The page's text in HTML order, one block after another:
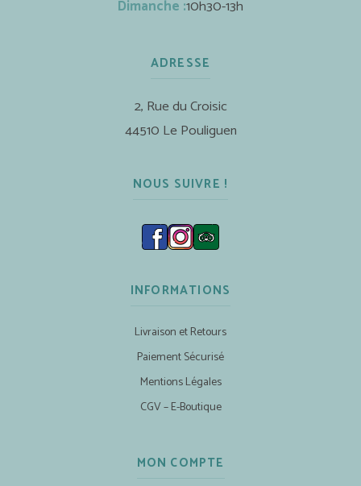
Dimanche :10h30-13h
ADRESSE
2, Rue du Croisic
44510 Le Pouliguen
NOUS SUIVRE !
INFORMATIONS
Livraison et Retours
Paiement Sécurisé
Mentions Légales
CGV – E-Boutique
MON COMPTE